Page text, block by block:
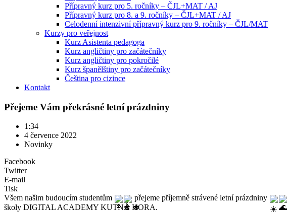
Přípravný kurz pro 5. ročníky – ČJL+MAT / AJ
Přípravný kurz pro 8. a 9. ročníky – ČJL+MAT / AJ
Celodenní intenzivní přípravný kurz pro 9. ročníky – ČJL/MAT
Kurzy pro veřejnost
Kurz Asistenta pedagoga
Kurz angličtiny pro začátečníky
Kurz angličtiny pro pokročilé
Kurz španělštiny pro začátečníky
Čeština pro cizince
Kontakt
Přejeme Vám překrásné letní prázdniny
1:34
4 července 2022
Novinky
Facebook
Twitter
E-mail
Tisk
Všem našim budoucím studentům
přejeme příjemně strávené letní prázdniny
školy DIGITAL ACADEMY KUTNÁ HORA.